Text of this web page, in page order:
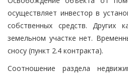
осуществляет инвестор в
собственных средств. Других
земельном участке нет.
сносу (пункт 2.4 контракта).
Соотношение раздела